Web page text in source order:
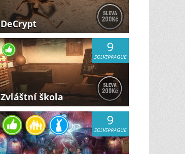
DeCrypt
9
SOLVEPRAGUE
Zvláštní škola
9
SOLVEPRAGUE